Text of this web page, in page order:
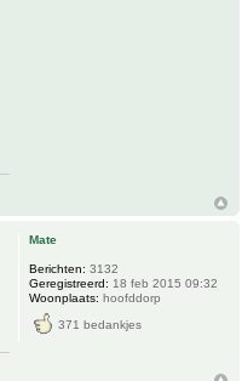
Mate
Berichten: 3132
Geregistreerd: 18 feb 2015 09:32
Woonplaats: hoofddorp
371 bedankjes